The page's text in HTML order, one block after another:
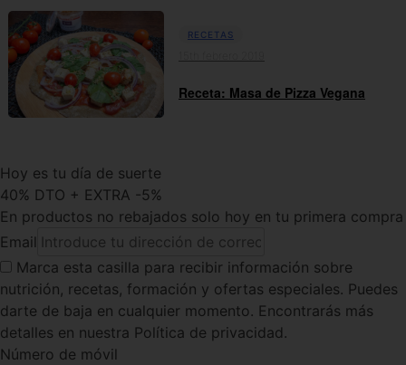
RECETAS
Receta: Masa de Pizza Vegana
Hoy es tu día de suerte
40% DTO + EXTRA -5%
En productos no rebajados solo hoy en tu primera compra
Email
Marca esta casilla para recibir información sobre
nutrición, recetas, formación y ofertas especiales. Puedes
darte de baja en cualquier momento. Encontrarás más
detalles en nuestra Política de privacidad.
Número de móvil